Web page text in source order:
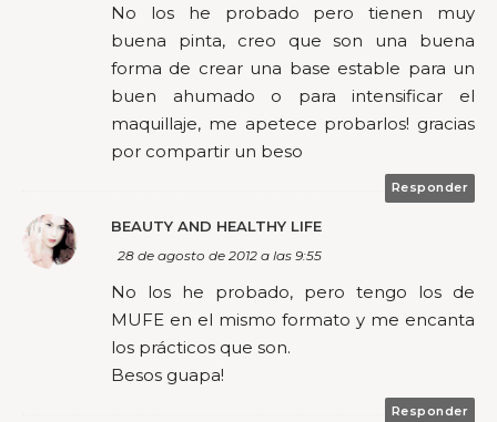
No los he probado pero tienen muy
buena pinta, creo que son una buena
forma de crear una base estable para un
buen ahumado o para intensificar el
maquillaje, me apetece probarlos! gracias
por compartir un beso
Responder
BEAUTY AND HEALTHY LIFE
28 de agosto de 2012 a las 9:55
No los he probado, pero tengo los de
MUFE en el mismo formato y me encanta
los prácticos que son.
Besos guapa!
Responder